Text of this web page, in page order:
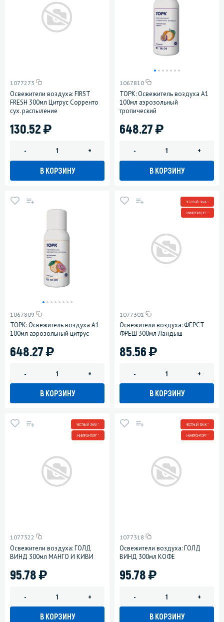
1077273
Освежители воздуха: FIRST
FRESH 300мл Цитрус Сорренто
сух. распыление
130.52)
- +
В КОРЗИНУ
1067810
ТОРК: Освежитель воздуха A1
100мл аэрозольный
тропический
648.27)
- +
В КОРЗИНУ
1067809
ТОРК: Освежитель воздуха A1
100мл аэрозольный цитрус
648.27)
- +
В КОРЗИНУ
ЧЕСТНЫЙ ЗНАК *
МИНПРОМТОРГ *
1077301
Освежители воздуха: ФЕРСТ
ФРЕШ 300мл Ландыш
85.56)
- +
В КОРЗИНУ
ЧЕСТНЫЙ ЗНАК *
МИНПРОМТОРГ *
1077322
Освежители воздуха: ГОЛД
ВИНД 300мл МАНГО И КИВИ
95.78)
- +
В КОРЗИНУ
ЧЕСТНЫЙ ЗНАК *
МИНПРОМТОРГ *
1077318
Освежители воздуха: ГОЛД
ВИНД 300мл КОФЕ
95.78)
- +
В КОРЗИНУ